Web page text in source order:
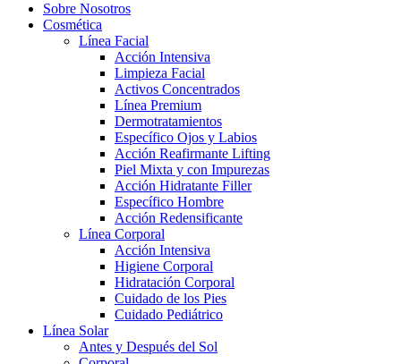
Sobre Nosotros
Cosmética
Línea Facial
Acción Intensiva
Limpieza Facial
Activos Concentrados
Línea Premium
Dermotratamientos
Específico Ojos y Labios
Acción Reafirmante Lifting
Piel Mixta y con Impurezas
Acción Hidratante Filler
Específico Hombre
Acción Redensificante
Línea Corporal
Acción Intensiva
Higiene Corporal
Hidratación Corporal
Cuidado de los Pies
Cuidado Pediátrico
Línea Solar
Antes y Después del Sol